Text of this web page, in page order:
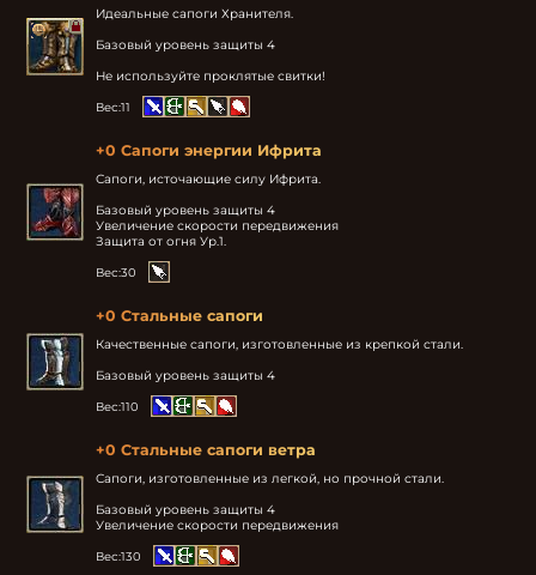
Идеальные сапоги Хранителя.
Базовый уровень защиты 4
Не используйте проклятые свитки!
Вес:11
+0 Сапоги энергии Ифрита
Сапоги, источающие силу Ифрита.
Базовый уровень защиты 4
Увеличение скорости передвижения
Защита от огня Ур.1.
Вес:30
+0 Стальные сапоги
Качественные сапоги, изготовленные из крепкой стали.
Базовый уровень защиты 4
Вес:110
+0 Стальные сапоги ветра
Сапоги, изготовленные из легкой, но прочной стали.
Базовый уровень защиты 4
Увеличение скорости передвижения
Вес:130